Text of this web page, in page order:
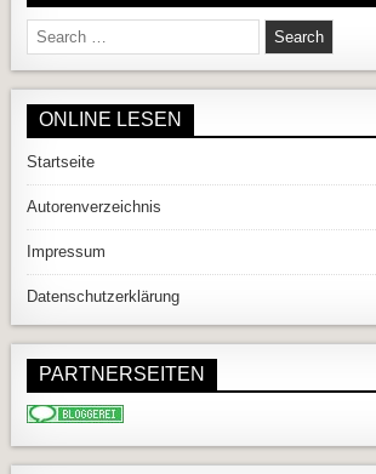
Search for:
ONLINE LESEN
Startseite
Autorenverzeichnis
Impressum
Datenschutzerklärung
PARTNERSEITEN